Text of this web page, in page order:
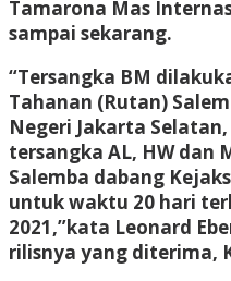
Tamarona Mas
sampai sekarang.
“Tersangka BM
Tahanan (Rutan)
Negeri Jakarta
tersangka AL, HW dan
Salemba dabang
untuk waktu 20 hari
2021,”kata Leonard
rilisnya yang diterima,